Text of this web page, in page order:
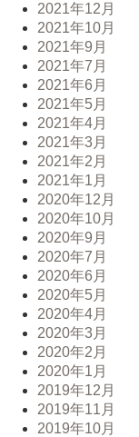
2021年12月
2021年10月
2021年9月
2021年7月
2021年6月
2021年5月
2021年4月
2021年3月
2021年2月
2021年1月
2020年12月
2020年10月
2020年9月
2020年7月
2020年6月
2020年5月
2020年4月
2020年3月
2020年2月
2020年1月
2019年12月
2019年11月
2019年10月